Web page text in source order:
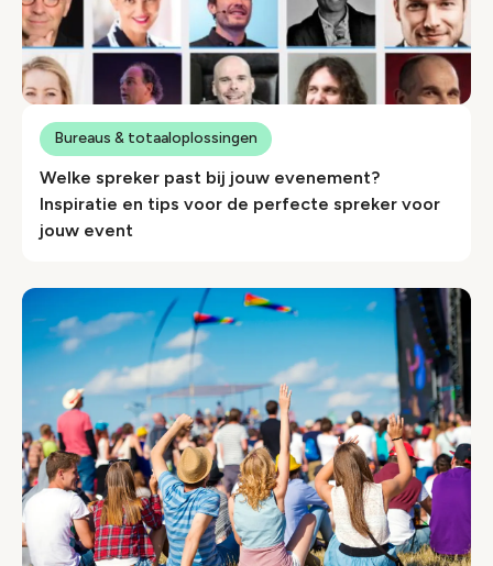
Welke spreker past bij jouw evenement?
Inspiratie en tips voor de perfecte spreker voor
jouw event
Bureaus & totaaloplossingen